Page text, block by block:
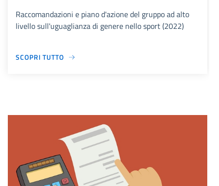
Raccomandazioni e piano d'azione del gruppo ad alto
livello sull'uguaglianza di genere nello sport (2022)
SCOPRI TUTTO